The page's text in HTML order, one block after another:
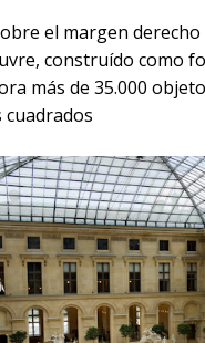
el margen derecho
construído como
más de 35.000
cuadrados